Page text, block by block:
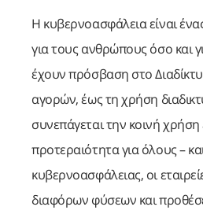
Η κυβερνοασφάλεια είναι
για τους ανθρώπους όσο και
έχουν πρόσβαση στο
αγορών, έως τη χρήση
συνεπάγεται την κοινή
προτεραιότητα για όλους –
κυβερνοασφάλειας, οι
διαφόρων φύσεων και